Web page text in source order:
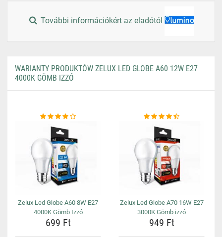
További információkért az eladótól
WARIANTY PRODUKTÓW ZELUX LED GLOBE A60 12W E27
4000K GÖMB IZZÓ
Zelux Led Globe A60 8W E27
4000K Gömb Izzó
699 Ft
Zelux Led Globe A70 16W E27
3000K Gömb izzó
949 Ft